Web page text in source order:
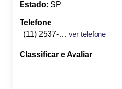
Estado: SP
Telefone
(11) 2537-7345
ver telefone
Classificar e Avaliar